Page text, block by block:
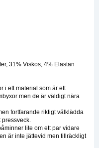
31% Viskos, 4% Elastan
i ett material som är ett
men de är väldigt nära
fortfarande riktigt välklädda
lite om ett par vidare
är inte jättevid men tillräckligt